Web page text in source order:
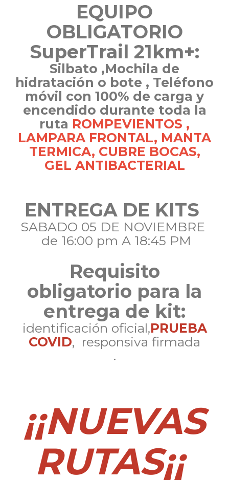
EQUIPO
OBLIGATORIO
SuperTrail 21km+:
Silbato ,Mochila de
hidratación o bote , Teléfono
móvil con 100% de carga y
encendido durante toda la
ruta ROMPEVIENTOS ,
LAMPARA FRONTAL, MANTA
TERMICA, CUBRE BOCAS,
GEL ANTIBACTERIAL
ENTREGA DE KITS
SABADO 05 DE NOVIEMBRE
de 16:00 pm A 18:45 PM
Requisito
obligatorio para la
entrega de kit:
identificación oficial,PRUEBA
COVID, responsiva firmada
.
¡¡NUEVAS
RUTAS¡¡